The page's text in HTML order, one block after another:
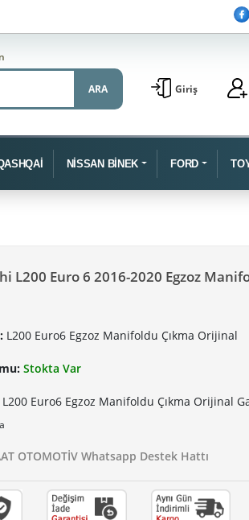
ARA Giriş
NİSSAN BİNEK FORD
L200 Euro 6 2016-2020 Egzoz
L200 Euro6 Egzoz Manifoldu Çıkma Orijinal
Stokta Var
Euro6 Egzoz Manifoldu Çıkma Orijinal
OTOMOTİV Whatsapp Destek Hattı